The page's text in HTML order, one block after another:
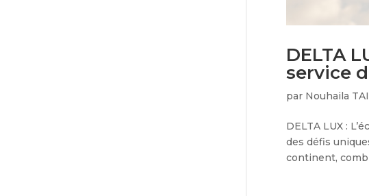
DELTA
service
par Nouhaila
DELTA LUX :
des défis
continent,